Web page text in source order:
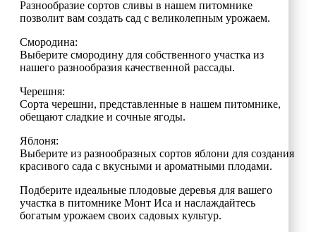
Разнообразие сортов сливы в нашем питомнике
позволит вам создать сад с великолепным урожаем.
Смородина:
Выберите смородину для собственного участка из
нашего разнообразия качественной рассады.
Черешня:
Сорта черешни, представленные в нашем питомнике,
обещают сладкие и сочные ягоды.
Яблоня:
Выберите из разнообразных сортов яблони для создания
красивого сада с вкусными и ароматными плодами.
Подберите идеальные плодовые деревья для вашего
участка в питомнике Монт Иса и наслаждайтесь
богатым урожаем своих садовых культур.